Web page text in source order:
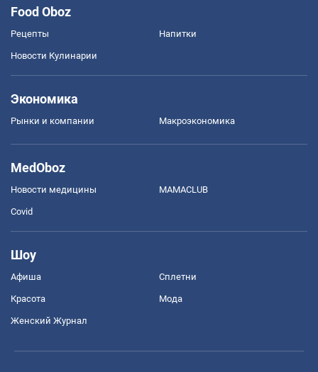
Food Oboz
Рецепты Напитки
Новости Кулинарии
Экономика
Рынки и компании Mакроэкономика
MedOboz
Новости медицины MAMACLUB
Covid
Шоу
Афиша Сплетни
Красота Мода
Женский Журнал